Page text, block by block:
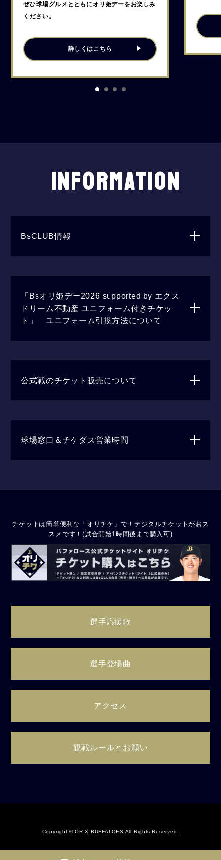
ぜひ球場グルメとともにオリ姫デーをお楽しみ
ください。
詳しくはこちら
INFORMATION
BsCLUB情報
「Bsオリ姫デー2026 supported by エクス
ドリーム不動産 ユニフォーム付きチケッ
ト」 ユニフォーム引換方法について
公式戦のチケット販売について
球場窓口＆チケダス営業時間
チケットは簡単便利な「オリチケ」で！デジタルチケットがおス
スメです！(試合開始1時間後まで購入可)
選手応援歌
選手登場曲
アクセス
観戦ルールとお願い
Copyright © ORIX BUFFALOES All Rights Reserved.